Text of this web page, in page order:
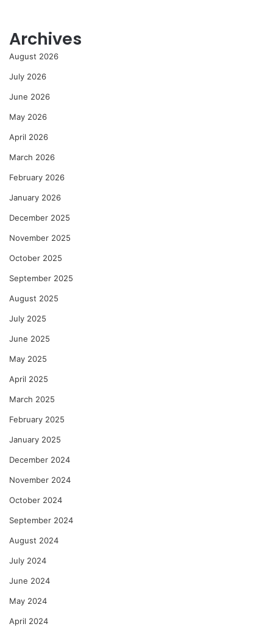
Archives
August 2026
July 2026
June 2026
May 2026
April 2026
March 2026
February 2026
January 2026
December 2025
November 2025
October 2025
September 2025
August 2025
July 2025
June 2025
May 2025
April 2025
March 2025
February 2025
January 2025
December 2024
November 2024
October 2024
September 2024
August 2024
July 2024
June 2024
May 2024
April 2024